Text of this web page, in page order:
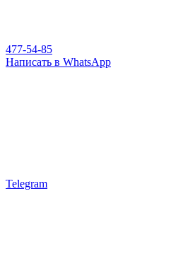
477-54-85
Написать в WhatsApp
Telegram